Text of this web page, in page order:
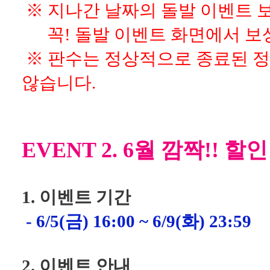
※ 지나간 날짜의 돌발 이벤트
꼭! 돌발 이벤트 화면에서 보
※ 판수는 정상적으로 종료된
않습니다.
EVENT 2. 6월 깜짝!! 할
1. 이벤트 기간
- 6/5(금) 16:00 ~ 6/9(화) 23:59
2. 이벤트 안내